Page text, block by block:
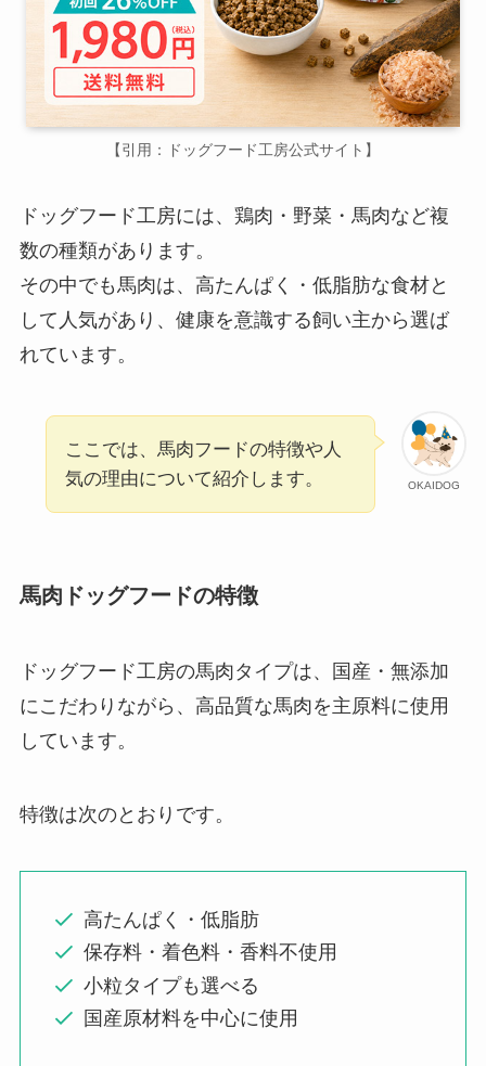
【引用：ドッグフード工房公式サイト】
ドッグフード工房には、鶏肉・野菜・馬肉など複
数の種類があります。
その中でも馬肉は、高たんぱく・低脂肪な食材と
して人気があり、健康を意識する飼い主から選ば
れています。
OKAIDOG
ここでは、馬肉フードの特徴や人
気の理由について紹介します。
馬肉ドッグフードの特徴
ドッグフード工房の馬肉タイプは、国産・無添加
にこだわりながら、高品質な馬肉を主原料に使用
しています。
特徴は次のとおりです。
高たんぱく・低脂肪
保存料・着色料・香料不使用
小粒タイプも選べる
国産原材料を中心に使用